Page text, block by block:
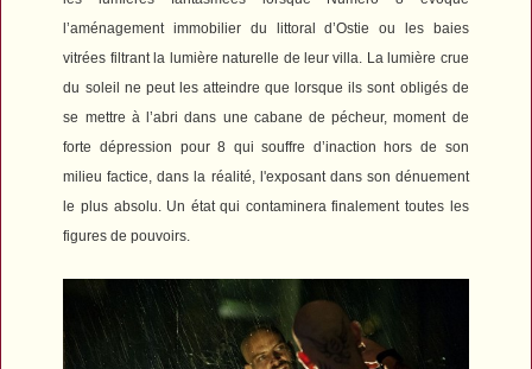
l’aménagement immobilier du littoral d’Ostie ou les baies
vitrées filtrant la lumière naturelle de leur villa. L a lumière crue
du soleil ne peut les atteindre quelorsque ils sont obligés de
se mettre à l’abri dans une cabane de pécheur, moment de
forte dépression pour 8 qui souffre d’inaction hors de son
milieu factice, dans la réalité, l'exposant dans son dénuement
le plus absolu. Un état qui contaminera finalement toutes les
figures de pouvoirs.